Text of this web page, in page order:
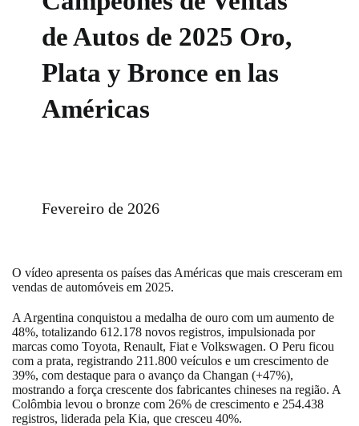
de Autos de 2025 Oro,
Plata y Bronce en las
Américas
Fevereiro de 2026
O vídeo apresenta os países das Américas que mais cresceram em
vendas de automóveis em 2025.
A Argentina conquistou a medalha de ouro com um aumento de
48%, totalizando 612.178 novos registros, impulsionada por
marcas como Toyota, Renault, Fiat e Volkswagen. O Peru ficou
com a prata, registrando 211.800 veículos e um crescimento de
39%, com destaque para o avanço da Changan (+47%),
mostrando a força crescente dos fabricantes chineses na região. A
Colômbia levou o bronze com 26% de crescimento e 254.438
registros, liderada pela Kia, que cresceu 40%.